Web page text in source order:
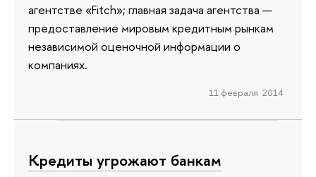
агентстве «Fitch»; главная задача агентства —
предоставление мировым кредитным рынкам
независимой оценочной информации о
компаниях.
11 февраля 2014
Кредиты угрожают банкам